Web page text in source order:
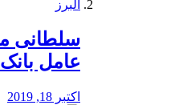
سلطانی
عامل
اکتبر 18, 2019